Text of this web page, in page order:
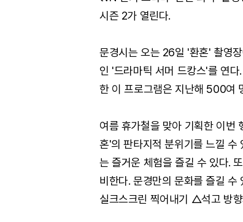
시즌 2가 열린다.
문경시는 오는 26일 '환혼' 촬영
인 '드라마틱 서머 드캉스'를 연
한 이 프로그램은 지난해 500여
여름 휴가철을 맞아 기획한 이번
혼'의 판타지적 분위기를 느낄 수
는 즐거운 체험을 즐길 수 있다.
비한다. 문경만의 문화를 즐길
실크스크린 찍어내기 △석고 방